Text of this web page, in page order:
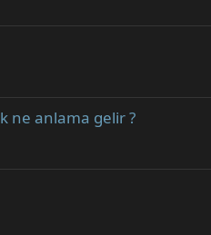
ne anlama gelir ?